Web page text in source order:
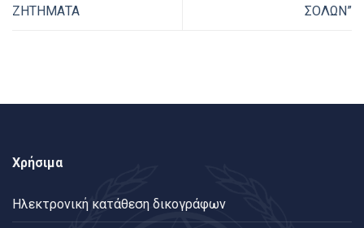
ΖΗΤΗΜΑΤΑ
ΣΟΛΩΝ”
Χρήσιμα
Ηλεκτρονική κατάθεση δικογράφων